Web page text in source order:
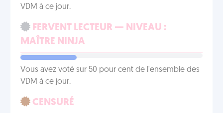
VDM à ce jour.
FERVENT LECTEUR — NIVEAU :
MAÎTRE NINJA
Vous avez voté sur 50 pour cent de l'ensemble des
VDM à ce jour.
CENSURÉ